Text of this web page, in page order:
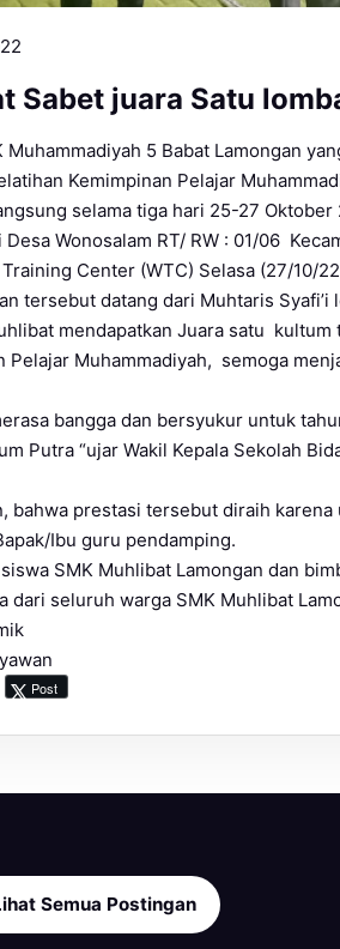
Sabet juara Satu
5 Babat Lamongan
Kemimpinan Pelajar
selama tiga hari 25-27 Oktober
Wonosalam RT/ RW : 01/06
Center (WTC) Selasa (27/10/
tersebut datang dari Muhtaris Syafi’i
mendapatkan Juara satu kultum
Pelajar Muhammadiyah, semoga
bangga dan bersyukur untuk
Putra “ujar Wakil Kepala Sekolah
bahwa prestasi tersebut diraih
Ibu guru pendamping.
SMK Muhlibat Lamongan dan
dari seluruh warga SMK Muhlibat
Post
Semua Postingan